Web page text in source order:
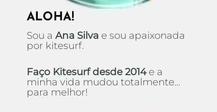
ALOHA!
Sou a Ana Silva e sou apaixonada
por kitesurf.
Faço Kitesurf desde 2014e a
minha vida mudou totalmente...
para melhor!